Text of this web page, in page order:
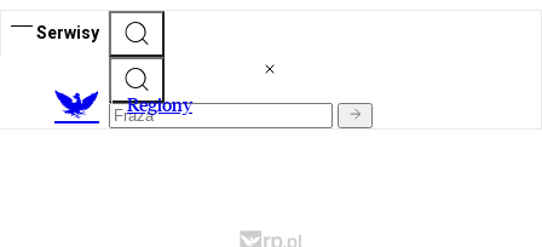
Serwisy
Regiony